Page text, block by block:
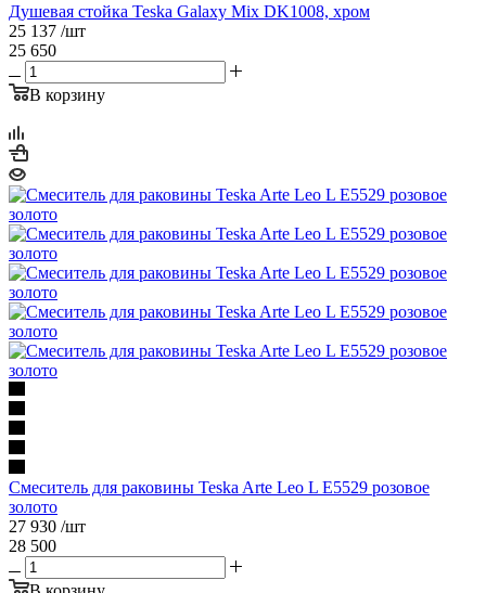
Душевая стойка Teska Galaxy Mix DK1008, хром
25 137 /шт
25 650
В корзину
Смеситель для раковины Teska Arte Leo L E5529 розовое
золото
27 930 /шт
28 500